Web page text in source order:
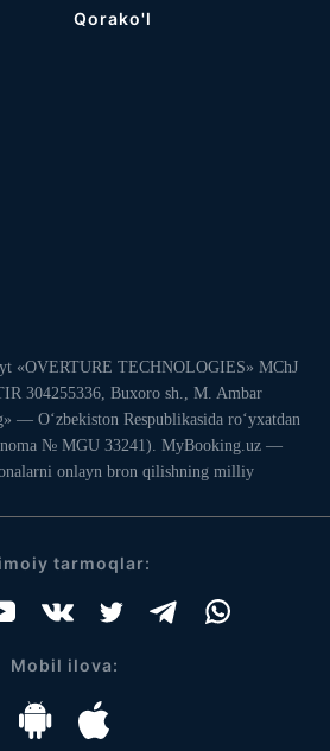
Qorako'l
«OVERTURE TECHNOLOGIES» MChJ
304255336, Buxoro sh., M. Ambar
— O‘zbekiston Respublikasida ro‘yxatdan
№ MGU 33241). MyBooking.uz —
onlayn bron qilishning milliy
tarmoqlar:
Mobil ilova: